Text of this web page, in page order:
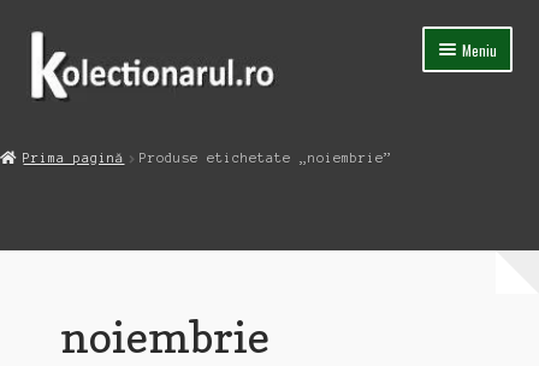
Sari
navigare
Sari
conținut
Meniu
Contact
Prima pagină Produse etichetate „noiembrie”
noiembrie